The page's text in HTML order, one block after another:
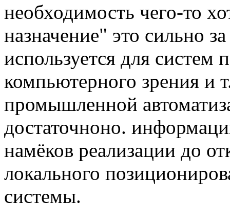
необходимость чего-то
назначение" это сильно
используется для систем
компьютерного зрения и
промышленной
достаточноно.
намёков реализации до
локального
системы.